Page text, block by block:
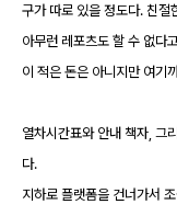
구가 따로 있을 정도다. 친절
아무런 레포츠도 할 수 없다
이 적은 돈은 아니지만 여기
열차시간표와 안내 책자, 그
다.
지하로 플랫폼을 건너가서